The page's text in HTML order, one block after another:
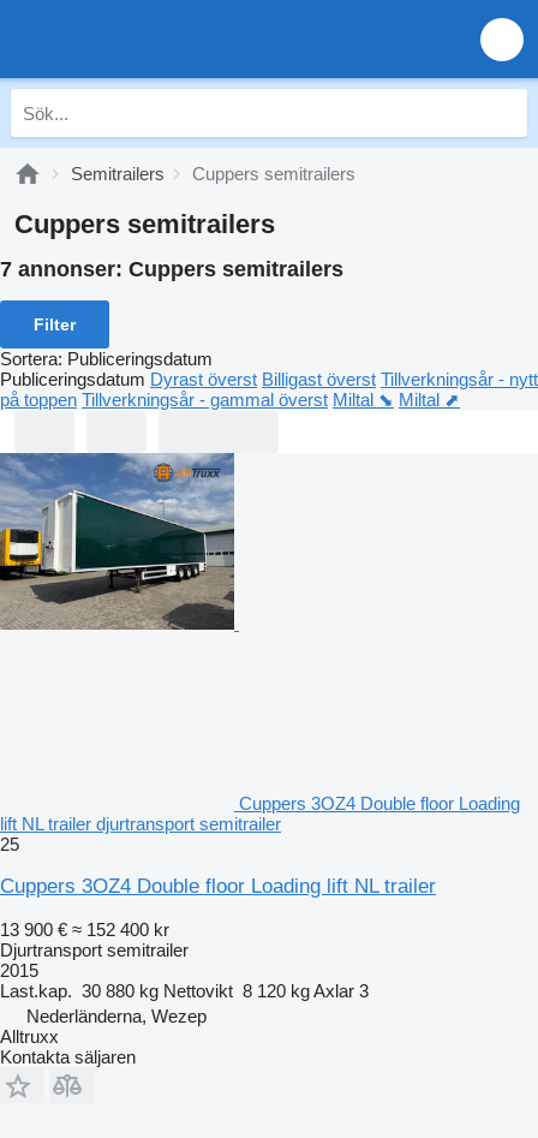
Semitrailers Cuppers semitrailers
Cuppers semitrailers
7 annonser: Cuppers semitrailers
Filter
Sortera: Publiceringsdatum
Publiceringsdatum Dyrast överst Billigast överst Tillverkningsår - nytt
på toppen Tillverkningsår - gammal överst Miltal ⬊ Miltal ⬈
Cuppers 3OZ4 Double floor Loading
lift NL trailer djurtransport semitrailer
25
Cuppers 3OZ4 Double floor Loading lift NL trailer
13 900 € ≈ 152 400 kr
Djurtransport semitrailer
2015
Last.kap. 30 880 kg Nettovikt 8 120 kgAxlar 3
Nederländerna, Wezep
Alltruxx
Kontakta säljaren